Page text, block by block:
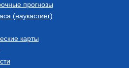
прогнозы
(наукастинг)
карты